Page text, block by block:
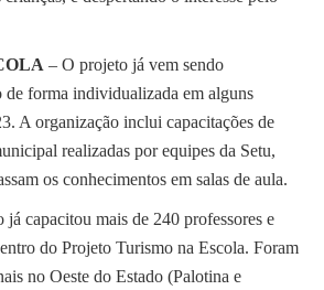
– O projeto já vem sendo
de forma individualizada em alguns
A organização inclui capacitações de
realizadas por equipes da Setu,
os conhecimentos em salas de aula.
capacitou mais de 240 professores e
do Projeto Turismo na Escola. Foram
no Oeste do Estado (Palotina e